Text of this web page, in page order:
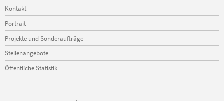
Navigation
überspringen
Kontakt
Portrait
Projekte und Sonderaufträge
Stellenangebote
Öffentliche Statistik